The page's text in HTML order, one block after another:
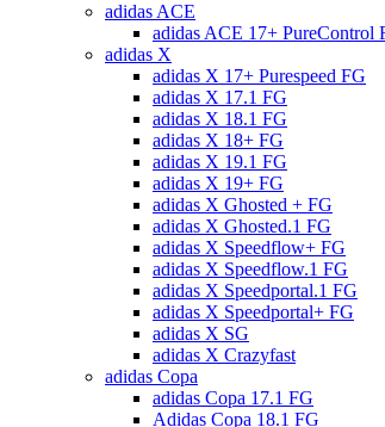
adidas ACE
adidas ACE 17+ PureControl
adidas X
adidas X 17+ Purespeed FG
adidas X 17.1 FG
adidas X 18.1 FG
adidas X 18+ FG
adidas X 19.1 FG
adidas X 19+ FG
adidas X Ghosted + FG
adidas X Ghosted.1 FG
adidas X Speedflow+ FG
adidas X Speedflow.1 FG
adidas X Speedportal.1 FG
adidas X Speedportal+ FG
adidas X SG
adidas X Crazyfast
adidas Copa
adidas Copa 17.1 FG
Adidas Copa 18.1 FG